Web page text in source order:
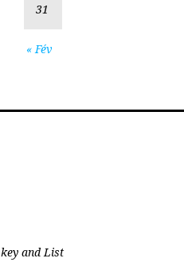
« Fév
31
and List